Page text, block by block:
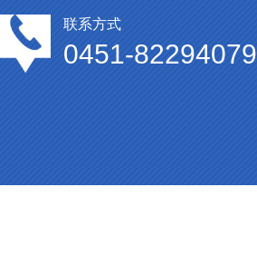
联系方式
0451-82294079